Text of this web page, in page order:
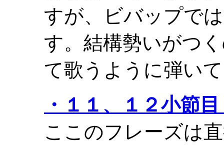
すが、ビバップで
す。結構勢いがつ
て歌うように弾い
・１１、１２小節
ここのフレーズは